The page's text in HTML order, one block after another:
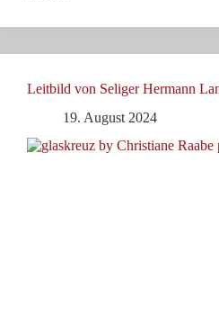
Leitbild von Seliger Hermann
19. August 2024